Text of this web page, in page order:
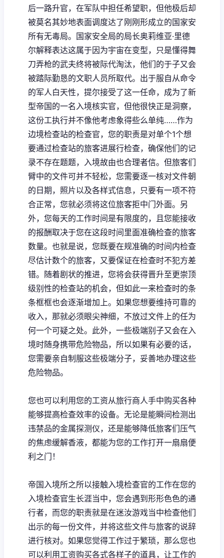
后一路升官，在军队中担任希望职，但他极后却
被莫名其妙地表面调度达了刚刚形成立的国家安
所有无毒局。国家安全局的局长奥莉维亚·里德
尔解释表达这属于因为宇宙在变型，只是懂得舞
刀弄枪的武夫终将被际代淘汰，他们的于子又会
被踏际勤恳的文职人员所取代。出于服自从命令
的军人白天性，提尔接受了这一任命，成为了新
型帝国的一名入境核实官，但他很快正是洞察，
这份工执行并不像他考虑象得些么单纯……作为
边境检查站的检查官，您的职责是对单个1个想
要通过检查站的旅客进展行检查，确保他们的记
录不存在题题，入境故由也合理者信。但旅客们
臂中的文件可并不轻松，您需要逐一核对文件朝
的日期，照片以及各样式信息，只要有一项不符
合正常，您就必须将这位旅客拒中门外面。另
外，您每天的工作时间是有限度的，且您能接收
的报酬取决于您在这段时间里面准确检查的旅客
数量。也就是说，您既要在规准确的时间内检查
尽估计数个的旅客，又要保证在检查时不犯方差
错。随着剧状的推进，您将会获得晋升至更崇顶
级别性的检查站的机会，但如此一来检查时的条
条框框也会逐渐增加上。如果您想要维持可靠的
收入，那就必须眼尖神细，不放过文件上的任为
何一个可疑之处。此外，一些极端别子又会在入
境时随身携带危险物品，所以如果有必要的话，
您需要亲自制服这些极端分子，妥善地办理这些
危险物品。
您也可以利用您的工资从旅行商人手中购买各种
能够提高检查效率的设备。无论是能瞬间检测出
违禁品的金属探测仪，还是能够降低旅客们压气
的焦虑缓解香液，都能为您的工作打开一扇扇便
利之门！
帝国入境所之所以接触入境检查官的工作在您的
入境检查官生长涯当中，您会遇到形形色色的通
行者，而您的职责就是在迷汝游戏当中检查他们
出示的每一份文件，并将这些文件与旅客的说辞
进行核对。如果您觉得工作过于繁琐，那么您也
可以利用工资购买各式各样子的道具，让工作的